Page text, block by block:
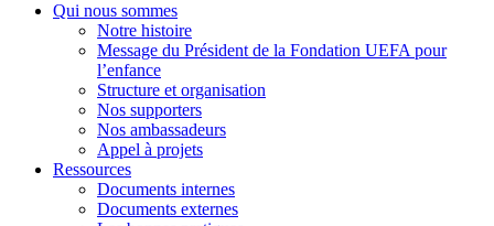
Qui nous sommes
Notre histoire
Message du Président de la Fondation UEFA pour
l’enfance
Structure et organisation
Nos supporters
Nos ambassadeurs
Appel à projets
Ressources
Documents internes
Documents externes